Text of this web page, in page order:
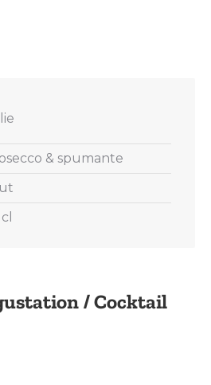
/ Cocktail
& spumante